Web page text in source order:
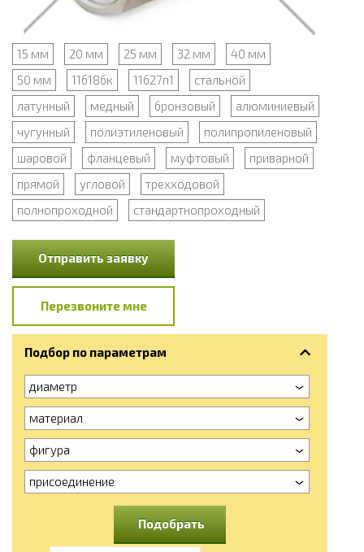
15 мм 20 мм 25 мм 32 мм
40 мм
50 мм
11б18бк 11б27п1
стальной
латунный
медный бронзовый
алюминиевый
чугунный
полиэтиленовый
полипропиленовый
шаровой
фланцевый муфтовый
приварной
прямой
угловой
трехходовой
полнопроходной
стандартнопроходный
Отправить заявку
Перезвоните мне
Подбор по параметрам
диаметр
материал
фигура
присоединение
Подобрать